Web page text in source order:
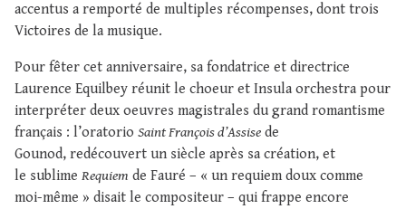
accentus a remporté de multiples récompenses, dont trois
Victoires de la musique.
Pour fêter cet anniversaire, sa fondatrice et directrice
Laurence Equilbey réunit le choeur et Insula orchestra pour
interpréter deux oeuvres magistrales du grand romantisme
français : l’oratorio Saint François d’Assise de
Gounod, redécouvert un siècle après sa création, et
le sublime Requiem de Fauré – « un requiem doux comme
moi-même » disait le compositeur – qui frappe encore